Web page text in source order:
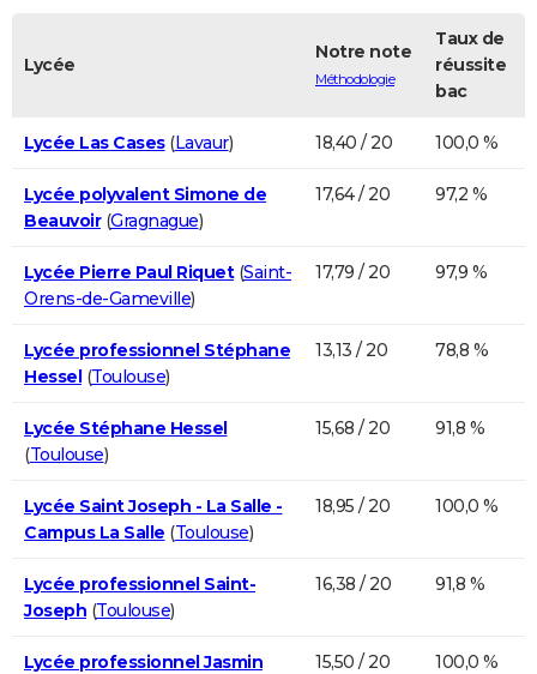
Lycée
Notre note
Méthodologie
Taux de
réussite
bac
Lycée Las Cases(Lavaur) 18,40 / 20 100,0 %
Lycée polyvalent Simone de
Beauvoir(Gragnague)
17,64 / 20 97,2 %
Lycée Pierre Paul Riquet(Saint-
Orens-de-Gameville)
17,79 / 20 97,9 %
Lycée professionnel Stéphane
Hessel(Toulouse)
13,13 / 20 78,8 %
Lycée Stéphane Hessel
(Toulouse)
15,68 / 20 91,8 %
Lycée Saint Joseph - La Salle -
Campus La Salle (Toulouse)
18,95 / 20 100,0 %
Lycée professionnel Saint-
Joseph (Toulouse)
16,38 / 20 91,8 %
Lycée professionnel Jasmin
15,50 / 20 100,0 %